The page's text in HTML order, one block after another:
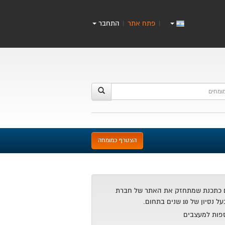
פתח אתר התחבר
הצטרף כמומחה
כתכנת שמתחזק את האתר של חברת
למעצבים